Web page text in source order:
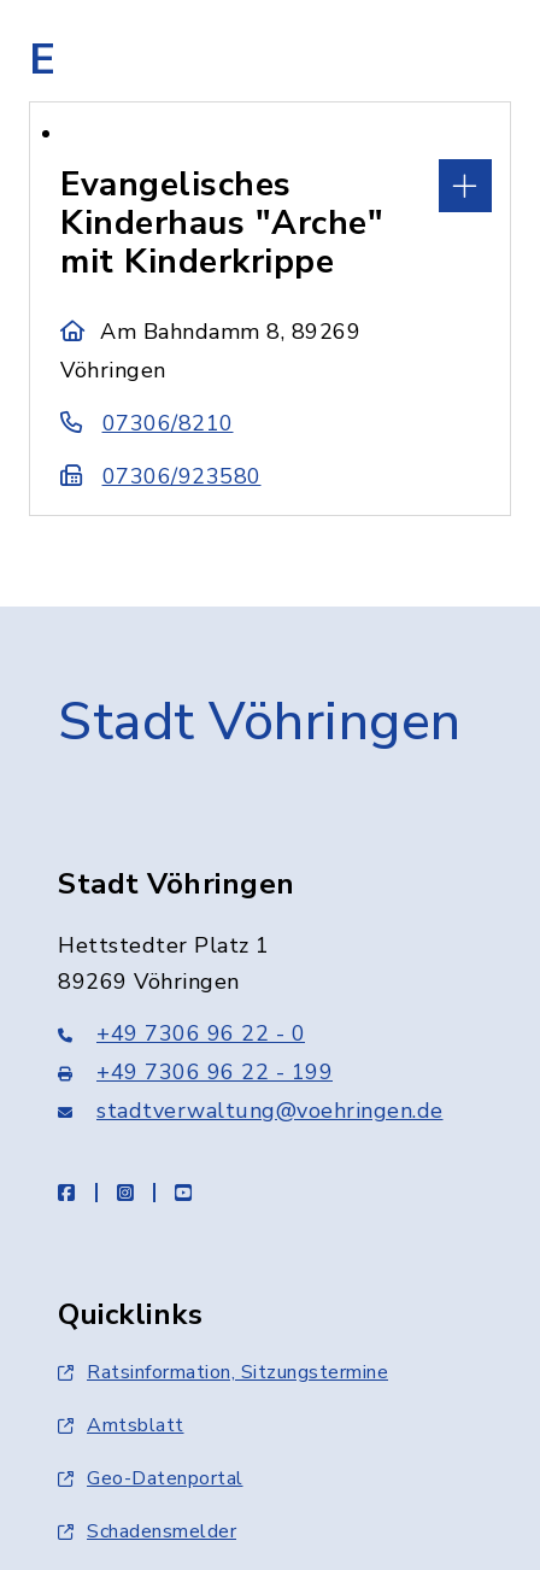
E
Evangelisches
Kinderhaus "Arche"
mit Kinderkrippe
Am Bahndamm 8, 89269
Vöhringen
07306/8210
07306/923580
Stadt Vöhringen
Stadt Vöhringen
Hettstedter Platz 1
89269 Vöhringen
+49 7306 96 22 - 0
+49 7306 96 22 - 199
stadtverwaltung@voehringen.de
facebookinstagramyoutube
Quicklinks
Ratsinformation, Sitzungstermine
Amtsblatt
Geo-Datenportal
Schadensmelder